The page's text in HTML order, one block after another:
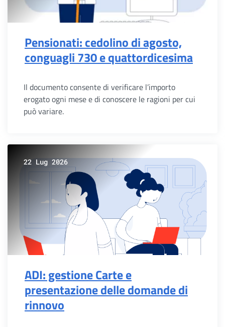
Pensionati: cedolino di agosto,
conguagli 730 e quattordicesima
Il documento consente di verificare l’importo
erogato ogni mese e di conoscere le ragioni per cui
può variare.
22 Lug 2026
ADI: gestione Carte e
presentazione delle domande di
rinnovo